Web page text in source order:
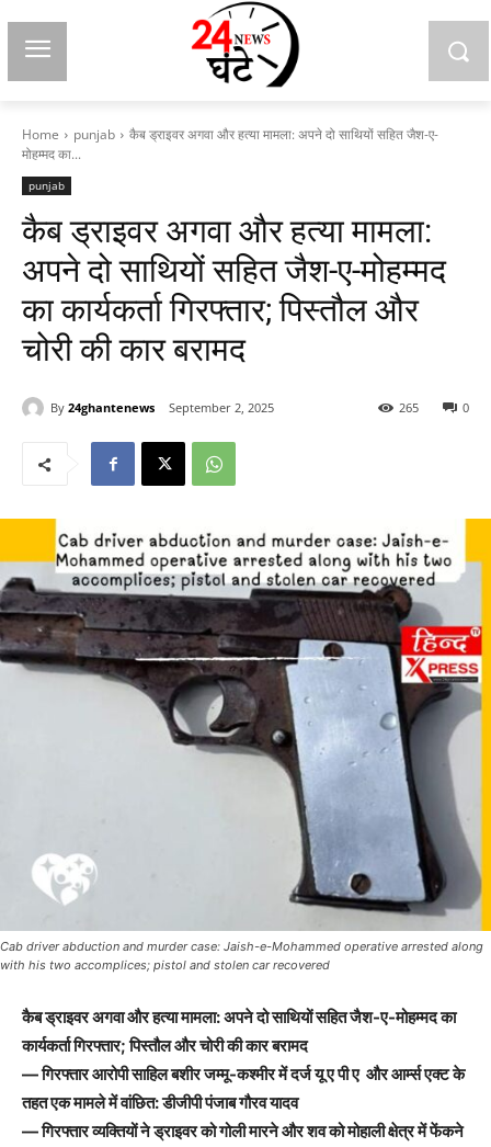
Home punjab
कैब ड्राइवर अगवा और हत्या मामला: अपने दो साथियों सहित जैश-ए-
मोहम्मद का...
punjab
कैब ड्राइवर अगवा और हत्या मामला:
अपने दो साथियों सहित जैश-ए-मोहम्मद
का कार्यकर्ता गिरफ्तार; पिस्तौल और
चोरी की कार बरामद
By 24ghantenews September 2, 2025 0
265
Cab driver abduction and murder case: Jaish-e-Mohammed operative arrested along
with his two accomplices; pistol and stolen car recovered
कैब ड्राइवर अगवा और हत्या मामला: अपने दो साथियों सहित जैश-ए-मोहम्मद का
कार्यकर्ता गिरफ्तार; पिस्तौल और चोरी की कार बरामद
— गिरफ्तार आरोपी साहिल बशीर जम्मू-कश्मीर में दर्ज यू ए पी ए और आर्म्स एक्ट के
तहत एक मामले में वांछित: डीजीपी पंजाब गौरव यादव
— गिरफ्तार व्यक्तियों ने ड्राइवर को गोली मारने और शव को मोहाली क्षेत्र में फेंकने